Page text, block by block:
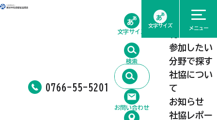
0766-55-5201
文字サイズ
検索
お問い合わせ
文字サイズ
メニュー
相談したい
参加したい
分野で探す
社協につい
て
お知らせ
社協レポー